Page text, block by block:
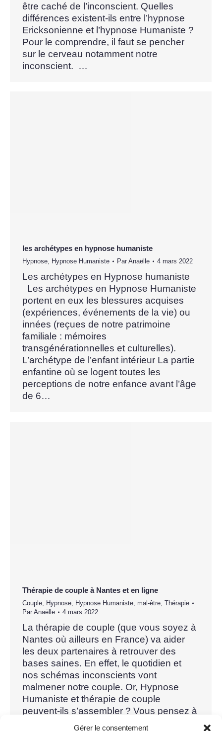
Gérer le consentement
être caché de l’inconscient. Quelles
différences existent-ils entre l’hypnose
Ericksonienne et l’hypnose Humaniste ?
Pour le comprendre, il faut se pencher
sur le cerveau notamment notre
inconscient. …
les archétypes en hypnose humaniste
Hypnose, Hypnose Humaniste Par Anaëlle 4 mars 2022
Les archétypes en Hypnose humaniste
Les archétypes en Hypnose Humaniste
portent en eux les blessures acquises
(expériences, événements de la vie) ou
innées (reçues de notre patrimoine
familiale : mémoires
transgénérationnelles et culturelles).
L’archétype de l’enfant intérieur La partie
enfantine où se logent toutes les
perceptions de notre enfance avant l’âge
de 6…
Thérapie de couple à Nantes et en ligne
Couple Hypnose Hypnose Humaniste mal-être Thérapie
Par Anaëlle 4 mars 2022
La thérapie de couple (que vous soyez à
Nantes où ailleurs en France) va aider
les deux partenaires à retrouver des
bases saines. En effet, le quotidien et
nos schémas inconscients vont
malmener notre couple. Or, Hypnose
Humaniste et thérapie de couple
peuvent-ils s’assembler ? Vous pensez à
l’hypnose pour votre couple ? Cet